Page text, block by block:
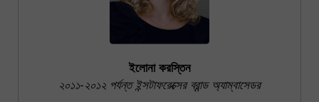
ইলোনা করস্তিন
২০১১-২০১২ পর্যন্ত ইন্সটাফরেক্সের ব্রান্ড অ্যাম্বাসেডর